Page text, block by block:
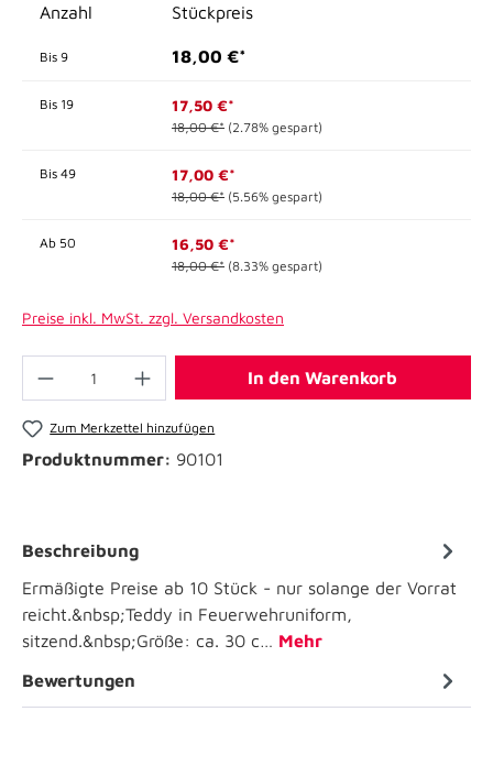
Anzahl Stückpreis
Bis 9 18,00 €*
Bis 19 17,50 €*
18,00 €* (2.78% gespart)
Bis 49 17,00 €*
18,00 €* (5.56% gespart)
Ab 50 16,50 €*
18,00 €* (8.33% gespart)
Preise inkl. MwSt. zzgl. Versandkosten
In den Warenkorb
Zum Merkzettel hinzufügen
Produktnummer: 90101
Beschreibung
Ermäßigte Preise ab 10 Stück - nur solange der Vorrat
reicht.&nbsp;Teddy in Feuerwehruniform,
sitzend.&nbsp;Größe: ca. 30 c… Mehr
Bewertungen